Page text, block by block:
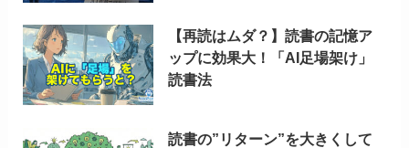
【再読はムダ？】読書の記憶ア
ップに効果大！「AI足場架け」
読書法
読書の”リターン”を大きくして